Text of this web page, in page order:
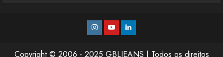
Instagram
YoutubeLinkedin
Copyright © 2006 - 2025 GBLJEANS | Todos os direitos